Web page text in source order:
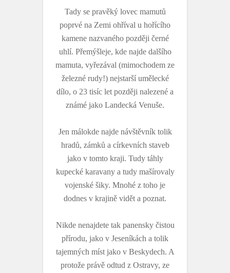
Tady se pravěký lovec mamutů
poprvé na Zemi ohříval u hořícího
kamene nazvaného později černé
uhlí. Přemýšleje, kde najde dalšího
mamuta, vyřezával (mimochodem ze
železné rudy!) nejstarší umělecké
dílo, o 23 tisíc let později nalezené a
známé jako Landecká Venuše.
Jen málokde najde návštěvník tolik
hradů, zámků a církevních staveb
jako v tomto kraji. Tudy táhly
kupecké karavany a tudy mašírovaly
vojenské šiky. Mnohé z toho je
dodnes v krajině vidět a poznat.
Nikde nenajdete tak panensky čistou
přírodu, jako v Jeseníkách a tolik
tajemných míst jako v Beskydech. A
protože právě odtud z Ostravy, ze